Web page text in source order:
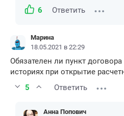
6
Ответить
Марина
18.05.2021 в 22:29
Обязателен ли пункт
историях при открытие
5
Ответить
Анна Попович